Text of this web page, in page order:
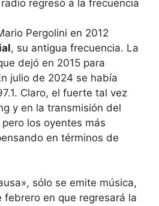
regresó a la frecuencia
Pergolini en 2012
, su antigua frecuencia. La
dejó en 2015 para
julio de 2024 se había
Claro, el fuerte tal vez
y en la transmisión del
los oyentes más
en términos de
sólo se emite música,
en que regresará la